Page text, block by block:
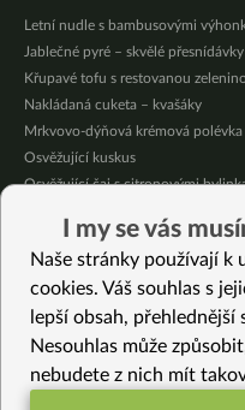
Letní nudle s bambusovými
Jablečné pyré – skvělé
Křupavé tofu s restovanou
Nakládaná cuketa – kvašáky
Mrkvovo-dýňová krémová polévka
Osvěžující kuskus
Osvěžující čaj s citronovými
Čokoládové muffiny s mangovým
Meruňky a jablka v citrónovém želé
Vybrané recepty
Kořeněná červená řepa s čočkou a
Pečená zelenina s popencem a
I my se vás
Naše stránky používají k
cookies. Váš souhlas s
lepší obsah,
Nesouhlas může
nebudete z nich mít